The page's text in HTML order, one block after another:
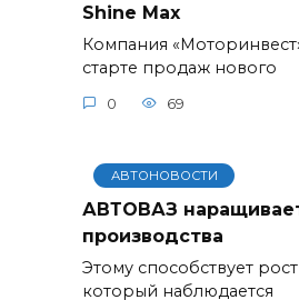
Shine Max
Компания
старте продаж нового
0 69
АВТОНОВОСТИ
АВТОВАЗ
производства
Этому способствует
который наблюдается